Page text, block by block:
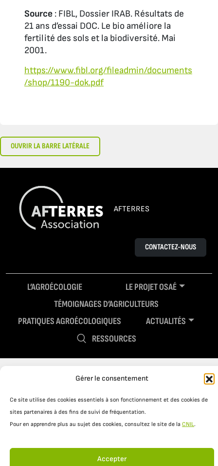
Gérer le consentement
Ce site utilise des cookies essentiels à son fonctionnement et des cookies de
sites partenaires à des fins de suivi de fréquentation.
Pour en apprendre plus au sujet des cookies, consultez le site de la CNIL.
Accepter
Source : FIBL, Dossier IRAB. Résultats de
21 ans d’essai DOC. Le bio améliore la
fertilité des sols et la biodiversité. Mai
2001.
https://www.fibl.org/fileadmin/documents
/shop/1190-dok.pdf
OUVRIR LA BARRE LATÉRALE
AFTERRES
CONTACTEZ-NOUS
L’AGROÉCOLOGIE
LE PROJET OSAÉ
TÉMOIGNAGES D’AGRICULTEURS
PRATIQUES AGROÉCOLOGIQUES
ACTUALITÉS
RESSOURCES